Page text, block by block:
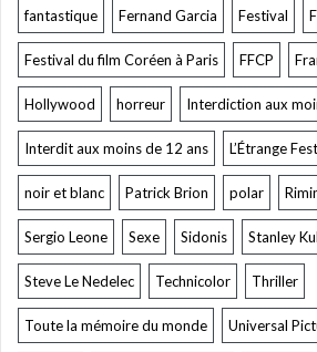
fantastique Fernand Garcia Festival
Festival du film Coréen à Paris FFCP
Hollywood horreur Interdiction aux
Interdit aux moins de 12 ans L’Étrange
noir et blanc Patrick Brion polar
Sergio Leone Sexe Sidonis Stanley
Steve Le Nedelec Technicolor Thriller
Toute la mémoire du monde Universal